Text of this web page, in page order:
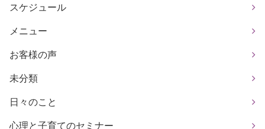
スケジュール
メニュー
お客様の声
未分類
日々のこと
心理と子育てのセミナー